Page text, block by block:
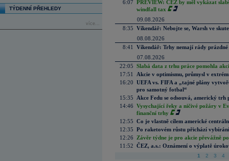
TÝDENNÍ PŘEHLEDY
více...
6:07 PREVIEW: ČEZ by měl vykázat
windfall tax
09.08.2026
8:35 Víkendář: Nebojte se, Warsh ve
08.08.2026
8:41
Víkendář: Trhy nemají rády prázdné
07.08.2026
22:05 Slabá data z trhu práce pomohla
17:51
Akcie v optimismu, průmysl v
16:20 UEFA vs. FIFA a „tajné plány
pro samotný fotbal“
15:35
Akce Fedu se odsouvá, americký
14:46 Vysychající řeky a ničivé požáry v
finanční trhy
12:55 Co je vlastně cílem americké
12:35 Po raketovém růstu přichází
12:26
Závěr týdne je pro akcie převážně
11:52 ČEZ, a.s.: Oznámení o výplatě
1 2 3 4